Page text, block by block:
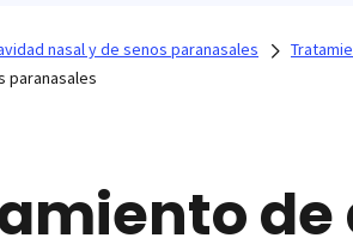
nasal y de senos paranasales
paranasales
de